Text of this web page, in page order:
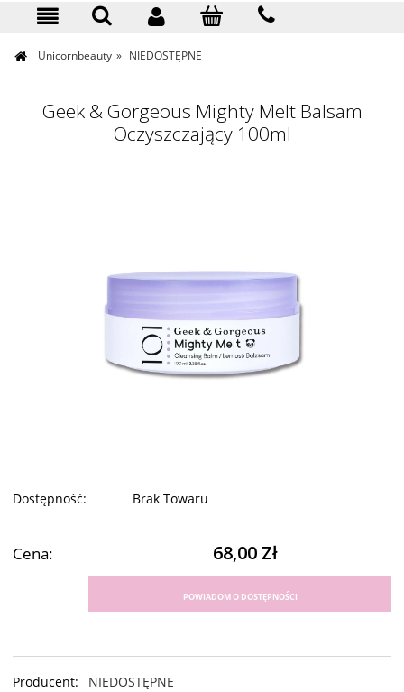
Unicornbeauty » NIEDOSTĘPNE
Geek & Gorgeous Mighty Melt Balsam
Oczyszczający 100ml
Dostępność: Brak Towaru
Cena: 68,00 Zł
POWIADOM O DOSTĘPNOŚCI
Producent:
NIEDOSTĘPNE